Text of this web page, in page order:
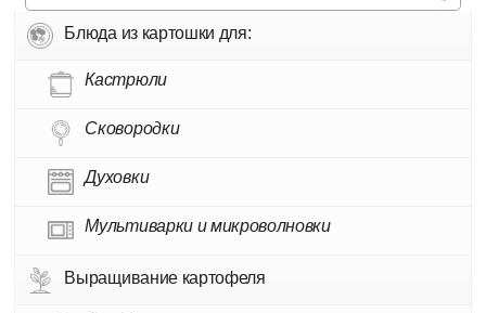
Блюда из картошки для:
Кастрюли
Сковородки
Духовки
Мультиварки и микроволновки
Выращивание картофеля